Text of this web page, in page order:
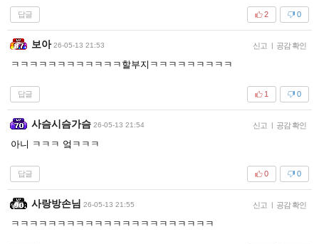
답글 0
2
보아 26-05-13 21:53 신고 | 공감 확인
ㅋㅋㅋㅋㅋㅋㅋㅋㅋㅋㅋㅋ할부지ㅋㅋㅋㅋㅋㅋㅋㅋㅋ
답글 0
1
사슴시슴가슴 26-05-13 21:54 신고 | 공감 확인
아니 ㅋㅋㅋ 엌ㅋㅋㅋ
답글 0
0
사랑방손님 26-05-13 21:55 신고 | 공감 확인
ㅋㅋㅋㅋㅋㅋㅋㅋㅋㅋㅋㅋㅋㅋㅋㅋㅋㅋㅋㅋㅋㅋ